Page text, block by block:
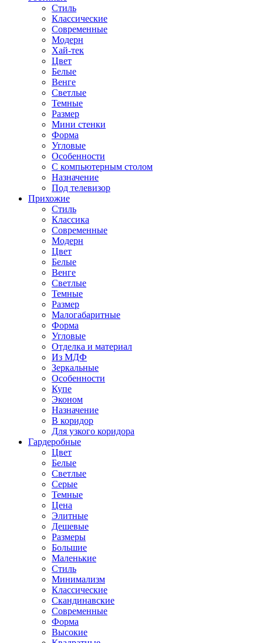
Стиль
Классические
Современные
Модерн
Хай-тек
Цвет
Белые
Венге
Светлые
Темные
Размер
Мини стенки
Форма
Угловые
Особенности
С компьютерным столом
Назначение
Под телевизор
Прихожие
Стиль
Классика
Современные
Модерн
Цвет
Белые
Венге
Светлые
Темные
Размер
Малогабаритные
Форма
Угловые
Отделка и материал
Из МДФ
Зеркальные
Особенности
Купе
Эконом
Назначение
В коридор
Для узкого коридора
Гардеробные
Цвет
Белые
Светлые
Серые
Темные
Цена
Элитные
Дешевые
Размеры
Большие
Маленькие
Стиль
Минимализм
Классические
Скандинавские
Современные
Форма
Высокие